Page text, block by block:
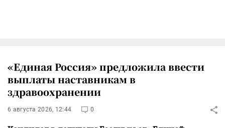
«Единая Россия» предложила ввести
выплаты наставникам в
здравоохранении
6 августа 2026, 12:44 0